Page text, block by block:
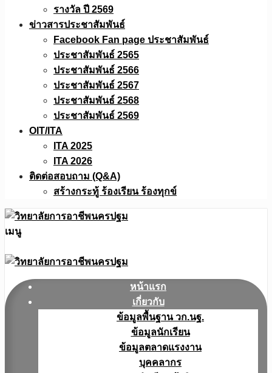
รางวัล ปี 2569
ข่าวสารประชาสัมพันธ์
Facebook Fan page ประชาสัมพันธ์
ประชาสัมพันธ์ 2565
ประชาสัมพันธ์ 2566
ประชาสัมพันธ์ 2567
ประชาสัมพันธ์ 2568
ประชาสัมพันธ์ 2569
OIT/ITA
ITA 2025
ITA 2026
ติดต่อสอบถาม (Q&A)
สร้างกระทู้ ร้องเรียน ร้องทุกข์
เมนู
หน้าแรก
เกี่ยวกับ
ข้อมูลพื้นฐาน วก.นฐ.
ข้อมูลนักเรียน
ข้อมูลตลาดแรงงาน
บุคคลากร